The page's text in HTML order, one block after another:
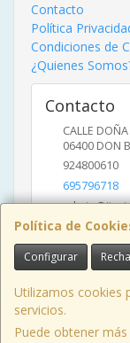
Política de
Configurar
Utilizamos cookies
servicios.
Puede obtener
Contacto
Política
Condiciones de
¿Quienes
Contacto
CALLE
06400 DON
924800610
695796718
Horario
10:00 a 14:00 y